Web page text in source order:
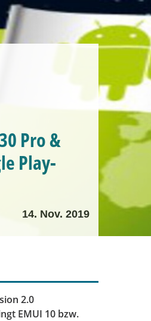
Pro &
Play-
14. Nov. 2019
2.0
EMUI 10 bzw.